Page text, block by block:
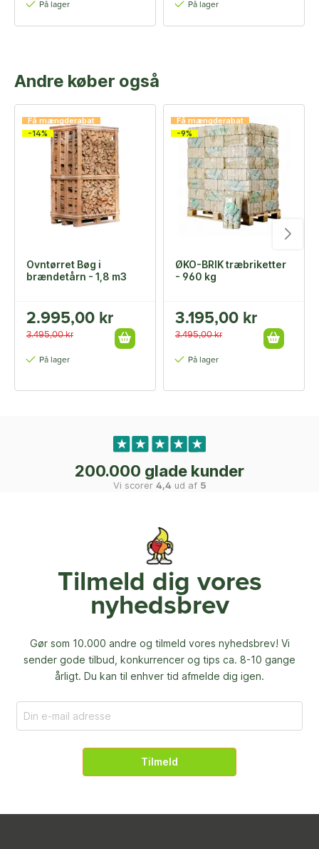
På lager På lager
Andre køber også
Få mængderabat
-14%
Ovntørret Bøg i
brændetårn - 1,8 m3
2.995,00 kr
3.495,00 kr
På lager
Få mængderabat
-9%
ØKO-BRIK træbriketter
- 960 kg
3.195,00 kr
3.495,00 kr
På lager
200.000 glade kunder
Vi scorer 4,4 ud af 5
Tilmeld dig vores
nyhedsbrev
Gør som 10.000 andre og tilmeld vores nyhedsbrev! Vi
sender gode tilbud, konkurrencer og tips ca. 8-10 gange
årligt. Du kan til enhver tid afmelde dig igen.
Tilmeld